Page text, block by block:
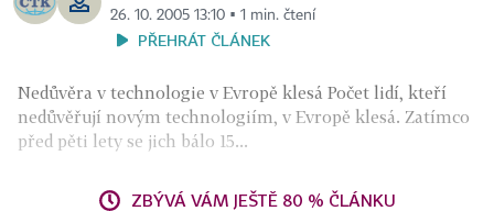
26. 10. 2005 13:10 ▪ 1 min. čtení
PŘEHRÁT ČLÁNEK
Nedůvěra v technologie v Evropě klesá Počet lidí, kteří
nedůvěřují novým technologiím, v Evropě klesá. Zatímco
před pěti lety se jich bálo 15...
ZBÝVÁ VÁM JEŠTĚ 80 % ČLÁNKU